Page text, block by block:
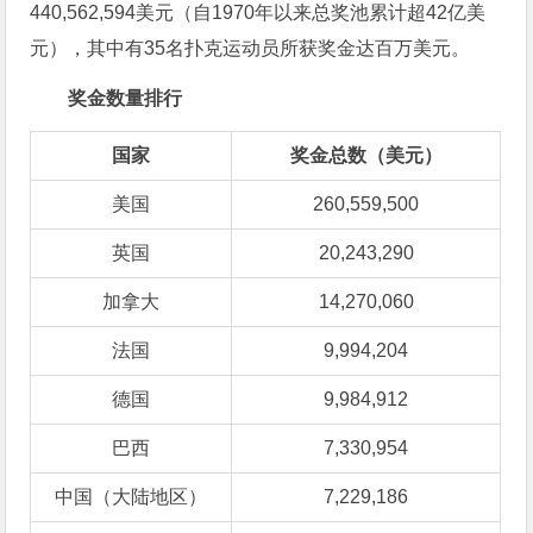
440,562,594美元（自1970年以来总奖池累计超42亿美
元），其中有35名扑克运动员所获奖金达百万美元。
奖金数量排行
国家 奖金总数（美元）
美国 260,559,500
英国 20,243,290
加拿大 14,270,060
法国 9,994,204
德国 9,984,912
巴西 7,330,954
中国（大陆地区） 7,229,186